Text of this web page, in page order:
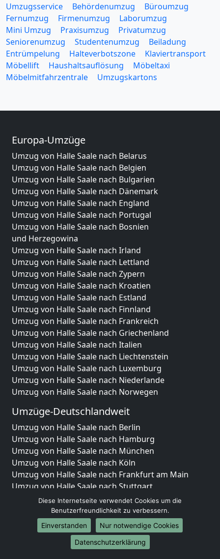
Umzugsservice Behördenumzug
Büroumzug
Fernumzug
Firmenumzug
Laborumzug
Mini Umzug
Praxisumzug
Privatumzug
Seniorenumzug
Studentenumzug
Beiladung
Entrümpelung
Halteverbotszone
Klaviertransport
Möbellift
Haushaltsauflösung
Möbeltaxi
Möbelmitfahrzentrale
Umzugskartons
Europa-Umzüge
Umzug von Halle Saale nach Belarus
Umzug von Halle Saale nach Belgien
Umzug von Halle Saale nach Bulgarien
Umzug von Halle Saale nach Dänemark
Umzug von Halle Saale nach England
Umzug von Halle Saale nach Portugal
Umzug von Halle Saale nach Bosnien
und Herzegowina
Umzug von Halle Saale nach Irland
Umzug von Halle Saale nach Lettland
Umzug von Halle Saale nach Zypern
Umzug von Halle Saale nach Kroatien
Umzug von Halle Saale nach Estland
Umzug von Halle Saale nach Finnland
Umzug von Halle Saale nach Frankreich
Umzug von Halle Saale nach Griechenland
Umzug von Halle Saale nach Italien
Umzug von Halle Saale nach Liechtenstein
Umzug von Halle Saale nach Luxemburg
Umzug von Halle Saale nach Niederlande
Umzug von Halle Saale nach Norwegen
Umzüge-Deutschlandweit
Umzug von Halle Saale nach Berlin
Umzug von Halle Saale nach Hamburg
Umzug von Halle Saale nach München
Umzug von Halle Saale nach Köln
Umzug von Halle Saale nach Frankfurt am Main
Umzug von Halle Saale nach Stuttgart
Umzug von Halle Saale nach Düsseldorf
Umzug von Halle Saale nach Leipzig
Umzug von Halle Saale nach Dortmund
Umzug von Halle Saale nach Essen
Umzug von Halle Saale nach Bremen
Diese Internetseite verwendet Cookies um die
Benutzerfreundlichkeit zu verbessern.
Einverstanden
Nur notwendige Cookies
Datenschutzerklärung